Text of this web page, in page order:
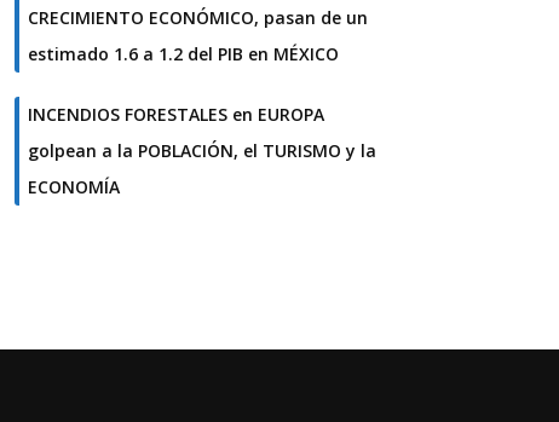
CRECIMIENTO ECONÓMICO, pasan de un
estimado 1.6 a 1.2 del PIB en MÉXICO
INCENDIOS FORESTALES en EUROPA
golpean a la POBLACIÓN, el TURISMO y la
ECONOMÍA